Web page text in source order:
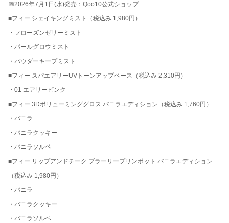
📅2026年7月1日(水)発売：Qoo10公式ショップ
■フィー シェイキングミスト（税込み 1,980円）
・フローズンゼリーミスト
・パールグロウミスト
・パウダーキープミスト
■フィー スパエアリーUVトーンアップベース（税込み 2,310円）
・01 エアリーピンク
■フィー 3Dボリューミンググロス バニラエディション（税込み 1,760円）
・バニラ
・バニラクッキー
・バニラソルベ
■フィー リップアンドチーク ブラーリープリンポット バニラエディション
（税込み 1,980円）
・バニラ
・バニラクッキー
・バニラソルベ